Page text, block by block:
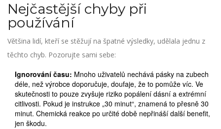
Nejčastější chyby při
používání
Většina lidí, kteří se stěžují na špatné výsledky, udělala jednu z
těchto chyb. Pozorujte sami sebe:
Ignorování času: Mnoho uživatelů nechává pásky na zubech
déle, než výrobce doporučuje, doufaje, že to pomůže víc. Ve
skutečnosti to pouze zvyšuje riziko popálení dásní a extrémní
citlivosti. Pokud je instrukce „30 minut“, znamená to přesně 30
minut. Chemická reakce po určité době nepřináší další benefit,
jen škodu.